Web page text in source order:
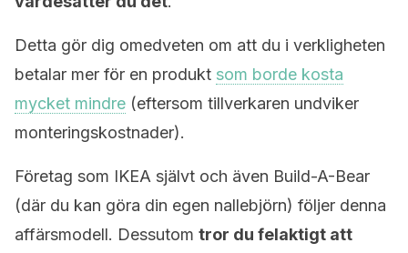
Detta gör dig omedveten om att du i verkligheten
betalar mer för en produkt som borde kosta
mycket mindre (eftersom tillverkaren undviker
monteringskostnader).
Företag som IKEA självt och även Build-A-Bear
(där du kan göra din egen nallebjörn) följer denna
affärsmodell. Dessutom tror du felaktigt att